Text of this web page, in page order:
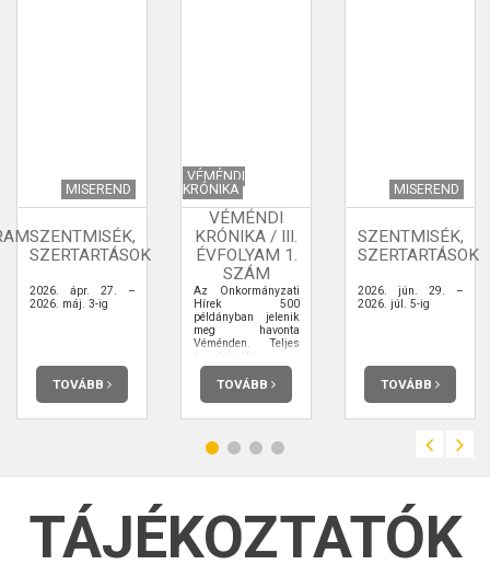
MISEREND
SZENTMISÉK,
SZERTARTÁSOK
2026. ápr. 27. –
2026. máj. 3-ig
TOVÁBB
VÉMÉNDI
KRÓNIKA
VÉMÉNDI
KRÓNIKA / III.
ÉVFOLYAM 1.
SZÁM
Az Önkormányzati
Hírek 500
példányban jelenik
meg havonta
Véménden. Teljes
terjedelmében
elolvashatja.
TOVÁBB
MISEREND
SZENTMISÉK,
SZERTARTÁSOK
2026. jún. 29. –
2026. júl. 5-ig
TOVÁBB
TÁJÉKOZTATÓK